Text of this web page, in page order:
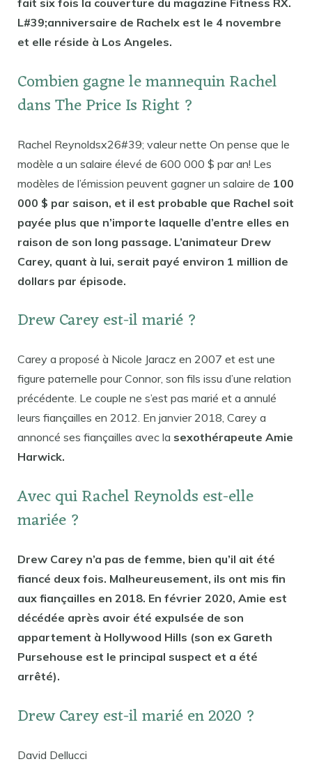
fait six fois la couverture du magazine Fitness RX.
L#39;anniversaire de Rachelx est le 4 novembre
et elle réside à Los Angeles.
Combien gagne le mannequin Rachel
dans The Price Is Right ?
Rachel Reynoldsx26#39; valeur nette On pense que le
modèle a un salaire élevé de 600 000 $ par an! Les
modèles de l’émission peuvent gagner un salaire de 100
000 $ par saison, et il est probable que Rachel soit
payée plus que n’importe laquelle d’entre elles en
raison de son long passage. L’animateur Drew
Carey, quant à lui, serait payé environ 1 million de
dollars par épisode.
Drew Carey est-il marié ?
Carey a proposé à Nicole Jaracz en 2007 et est une
figure paternelle pour Connor, son fils issu d’une relation
précédente. Le couple ne s’est pas marié et a annulé
leurs fiançailles en 2012. En janvier 2018, Carey a
annoncé ses fiançailles avec la sexothérapeute Amie
Harwick.
Avec qui Rachel Reynolds est-elle
mariée ?
Drew Carey n’a pas de femme, bien qu’il ait été
fiancé deux fois. Malheureusement, ils ont mis fin
aux fiançailles en 2018. En février 2020, Amie est
décédée après avoir été expulsée de son
appartement à Hollywood Hills (son ex Gareth
Pursehouse est le principal suspect et a été
arrêté).
Drew Carey est-il marié en 2020 ?
David Dellucci